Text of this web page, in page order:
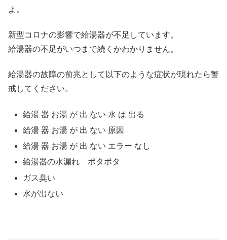
よ。
新型コロナの影響で給湯器が不足しています。
給湯器の不足がいつまで続くかわかりません。
給湯器の故障の前兆として以下のような症状が現れたら警
戒してください。
給湯 器 お湯 が 出 ない 水 は 出る
給湯 器 お湯 が 出 ない 原因
給湯 器 お湯 が 出 ない エラー なし
給湯器の水漏れ ポタポタ
ガス臭い
水が出ない